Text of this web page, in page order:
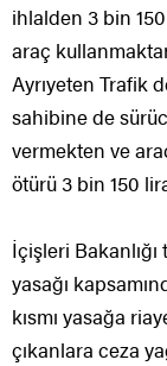
ihlalden 3 bin
araç
Ayrıyeten Trafik
sahibine de
vermekten ve
ötürü 3 bin 150
İçişleri
yasağı
kısmı yasağa
çıkanlara ceza